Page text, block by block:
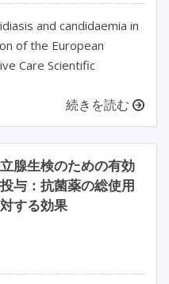
and candidaemia in
of the European
Care Scientific
続きを読む
腺生検のための有効
与：抗菌薬の総使用
する効果